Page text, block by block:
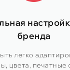
бренда
легко
цвета, печатные